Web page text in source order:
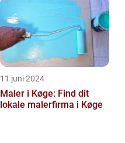
11 juni 2024
Maler i Køge: Find dit
lokale malerfirma i Køge